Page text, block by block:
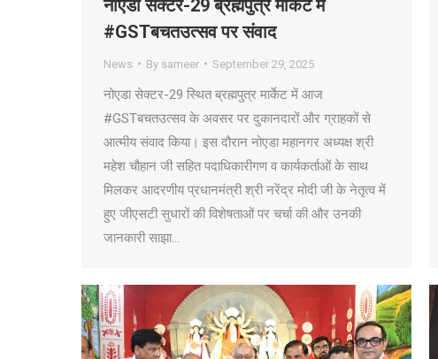
नोएडा सेक्टर-29 ब्रह्मपुत्र मार्केट में
#GSTबचतउत्सव पर संवाद
News By sameer September 29, 2025
नोएडा सेक्टर-29 स्थित ब्रह्मपुत्र मार्केट में आज
#GSTबचतउत्सव के अवसर पर दुकानदारों और ग्राहकों से
आत्मीय संवाद किया। इस दौरान नोएडा महानगर अध्यक्ष श्री
महेश चौहान जी सहित पदाधिकारीगण व कार्यकर्ताओं के साथ
मिलकर आदरणीय प्रधानमंत्री श्री नरेंद्र मोदी जी के नेतृत्व में
हुए जीएसटी सुधारों की विशेषताओं पर चर्चा की और उनकी
जानकारी साझा…